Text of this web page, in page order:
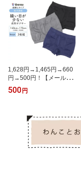
1,628円→1,465円→660
円→500円！【メール便
OK】【吸水速乾】ジュ
ニア 成型ボクサーパン
子 男児 パンツ 下着 140
150 160 170 ガロー
500円